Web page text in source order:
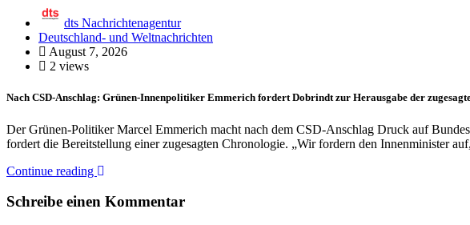
dts Nachrichtenagentur
Deutschland- und Weltnachrichten
August 7, 2026
2 views
Nach CSD-Anschlag: Grünen-Innenpolitiker Emmerich fordert Dobrindt zur Herausgabe der
Der Grünen-Politiker Marcel Emmerich macht nach dem CSD-Anschlag Druck auf
fordert die Bereitstellung einer zugesagten Chronologie. „Wir fordern den Innenminister
Continue reading
Schreibe einen Kommentar